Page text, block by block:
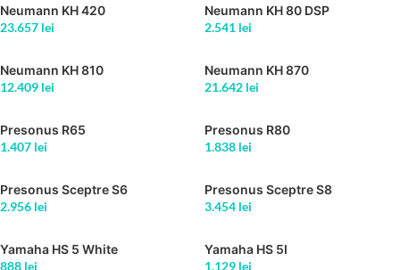
Neumann KH 420
23.657 lei
Neumann KH 80 DSP
2.541 lei
Neumann KH 810
12.409 lei
Neumann KH 870
21.642 lei
Presonus R65
1.407 lei
Presonus R80
1.838 lei
Presonus Sceptre S6
2.956 lei
Presonus Sceptre S8
3.454 lei
Yamaha HS 5 White
888 lei
Yamaha HS 5I
1.129 lei